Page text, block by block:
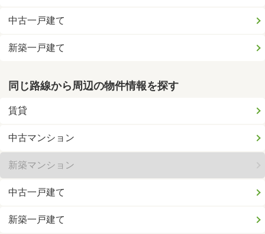
中古一戸建て
新築一戸建て
同じ路線から周辺の物件情報を探す
賃貸
中古マンション
新築マンション
中古一戸建て
新築一戸建て